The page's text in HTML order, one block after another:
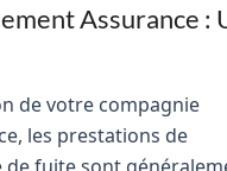
Assurance :
de votre compagnie
les prestations de